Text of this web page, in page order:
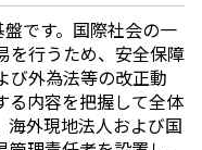
です。国際社会の一
を行うため、安全保障
び外為法等の改正動
る内容を把握して全体
海外現地法人および国